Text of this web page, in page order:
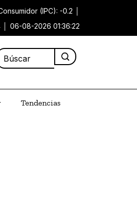
(IPC): -0.2
06-08-2026 01:36:22
Tendencias